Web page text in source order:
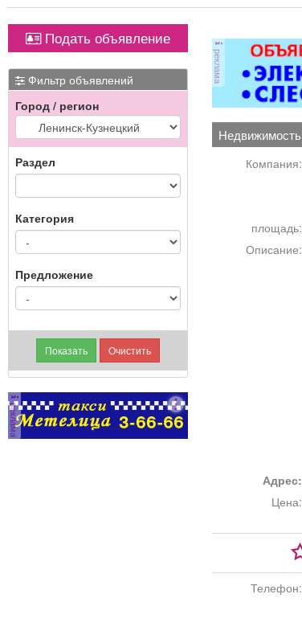
замена, регистрация.
ул. Лукиянова, 5.
другие под заказ,
Вывоз мусора.
Подать объявление
Фильтр объявлений
Город / регион
Раздел
Категория
Предложение
реклама
реклама
недвижимость
Компания:
площадь:
Описание:
Адрес:
Цена:
Телефон: